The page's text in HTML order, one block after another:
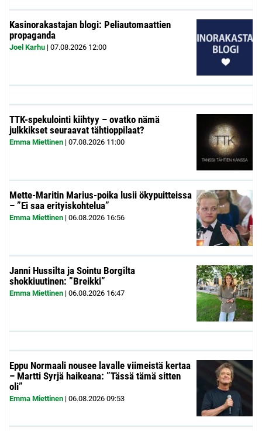
Kasinorakastajan blogi: Peliautomaattien
propaganda
Joel Karhu | 07.08.2026 12:00
TTK-spekulointi kiihtyy – ovatko nämä
julkkikset seuraavat tähtioppilaat?
Emma Miettinen | 07.08.2026 11:00
Mette-Maritin Marius-poika lusii ökypuitteissa
– ”Ei saa erityiskohtelua”
Emma Miettinen | 06.08.2026 16:56
Janni Hussilta ja Sointu Borgilta
shokkiuutinen: ”Breikki”
Emma Miettinen | 06.08.2026 16:47
Eppu Normaali nousee lavalle viimeistä kertaa
– Martti Syrjä haikeana: ”Tässä tämä sitten
oli”
Emma Miettinen | 06.08.2026 09:53